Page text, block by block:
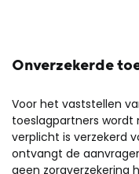
Onverzekerde
Voor het vaststellen
toeslagpartners wordt
verplicht is verzekerd
ontvangt de
geen zorgverzekering